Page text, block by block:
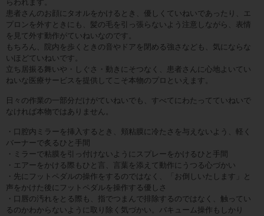
らわれます。
患者さんのお顔にタオルをかけるとき、優しくていねいであったり、エ
プロンを外すときにも、髪の毛を引っ張らないよう注意しながら、表情
を見て外す動作がていねいなのです。
もちろん、院内を歩くときの音やドアを閉める強さなども、気にならな
いほどていねいです。
立ち居振る舞いや・しぐさ・動きにそつなく、患者さんに心地よいてい
ねいな医療サービスを提供してこそ本物のプロといえます。
日々の作業の一部分だけがていねいでも、すべてにわたってていねいで
なければ本物ではありません。
・口腔内ミラーを挿入するとき、頬粘膜に冷たさを与えないよう、軽く
バーナーで炙るひと手間
・ミラーで粘膜を引っ付けないようにスプレーをかけるひと手間
・エアーをかける際もひと言、言葉を添えて動作にうつる心づかい
・先にフットペダルの操作をするのではなく、「お倒しいたします」と
声をかけた後にフットペダルを操作する優しさ
・口唇の汚れをとる際も、指でつまんで排除するのではなく、触ってい
るのかわからないように取り除く気づかい。バキューム操作もしかり